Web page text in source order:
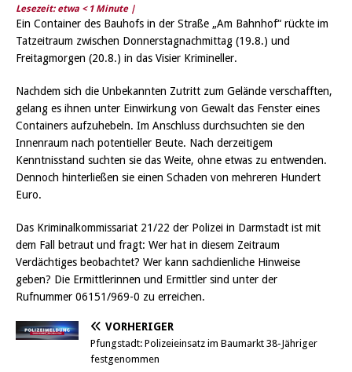
Lesezeit: etwa < 1 Minute |
Ein Container des Bauhofs in der Straße „Am Bahnhof“ rückte im
Tatzeitraum zwischen Donnerstagnachmittag (19.8.) und
Freitagmorgen (20.8.) in das Visier Krimineller.
Nachdem sich die Unbekannten Zutritt zum Gelände verschafften,
gelang es ihnen unter Einwirkung von Gewalt das Fenster eines
Containers aufzuhebeln. Im Anschluss durchsuchten sie den
Innenraum nach potentieller Beute. Nach derzeitigem
Kenntnisstand suchten sie das Weite, ohne etwas zu entwenden.
Dennoch hinterließen sie einen Schaden von mehreren Hundert
Euro.
Das Kriminalkommissariat 21/22 der Polizei in Darmstadt ist mit
dem Fall betraut und fragt: Wer hat in diesem Zeitraum
Verdächtiges beobachtet? Wer kann sachdienliche Hinweise
geben? Die Ermittlerinnen und Ermittler sind unter der
Rufnummer 06151/969-0 zu erreichen.
VORHERIGER
Pfungstadt: Polizeieinsatz im Baumarkt 38-Jähriger
festgenommen